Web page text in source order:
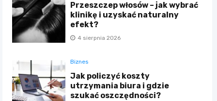
Przeszczep włosów – jak wybrać
klinikę i uzyskać naturalny
efekt?
4 sierpnia 2026
Biznes
Jak policzyć koszty
utrzymania biura i gdzie
szukać oszczędności?